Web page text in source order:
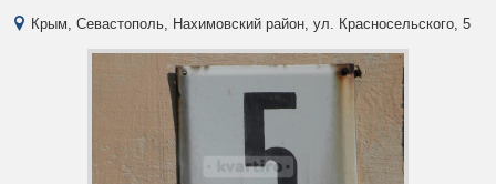
Крым, Севастополь, Нахимовский район, ул. Красносельского, 5